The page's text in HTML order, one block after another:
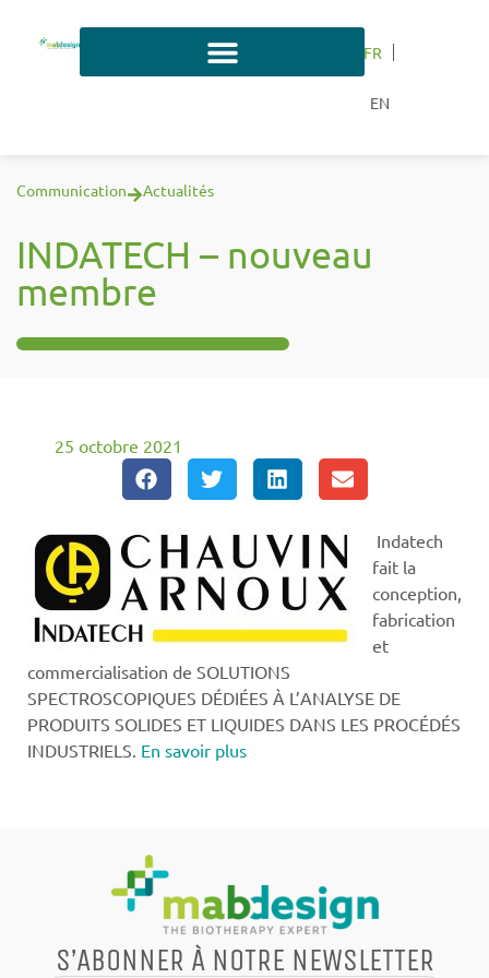
FR
EN
Communication Actualités
INDATECH – nouveau
membre
25 octobre 2021
Indatech
fait la
conception,
fabrication
et
commercialisation de SOLUTIONS
SPECTROSCOPIQUES DÉDIÉES À L’ANALYSE DE
PRODUITS SOLIDES ET LIQUIDES DANS LES PROCÉDÉS
INDUSTRIELS. En savoir plus
S’ABONNER À NOTRE NEWSLETTER